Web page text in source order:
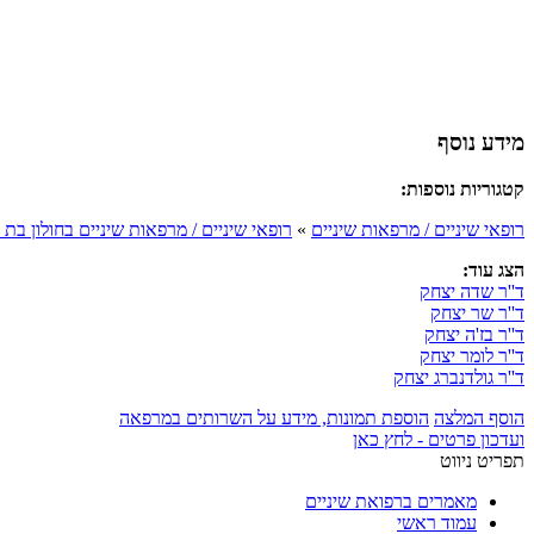
מידע נוסף
קטגוריות נוספות:
רופאי שיניים / מרפאות שיניים » רופאי שיניים / מרפאות שיניים בחולון בת
הצג עוד:
ד''ר שדה יצחק
ד''ר שר יצחק
ד''ר בז'ה יצחק
ד''ר לומר יצחק
ד''ר גולדנברג יצחק
הוסף המלצה הוספת תמונות, מידע על השרותים במרפאה
ועדכון פרטים - לחץ כאן
תפריט ניווט
מאמרים ברפואת שיניים
עמוד ראשי